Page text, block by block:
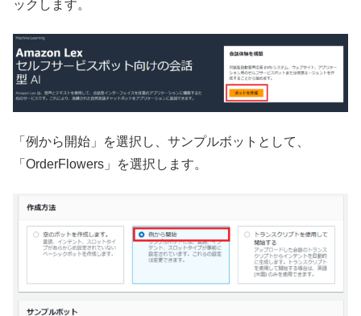
ックします。
「例から開始」を選択し、サンプルボットとして、
「OrderFlowers」を選択します。